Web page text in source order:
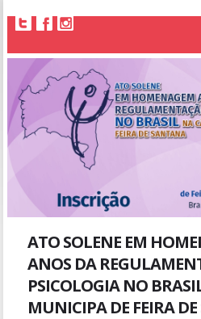
ATO SOLENE EM
ANOS DA
PSICOLOGIA NO
MUNICIPA DE FEIRA